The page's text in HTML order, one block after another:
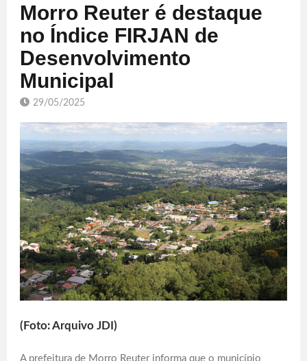
Morro Reuter é destaque
no Índice FIRJAN de
Desenvolvimento
Municipal
29/05/2025
(Foto: Arquivo JDI)
A prefeitura de Morro Reuter informa que o município